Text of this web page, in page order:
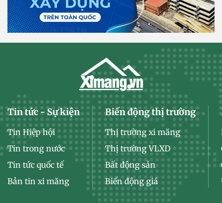
Tin tức - Sự kiện
Tin Hiệp hội
Tin trong nước
Tin tức quốc tế
Bản tin xi măng
Biến động thị trường
Thị trường xi măng
Thị trường VLXD
Bất động sản
Biến động giá